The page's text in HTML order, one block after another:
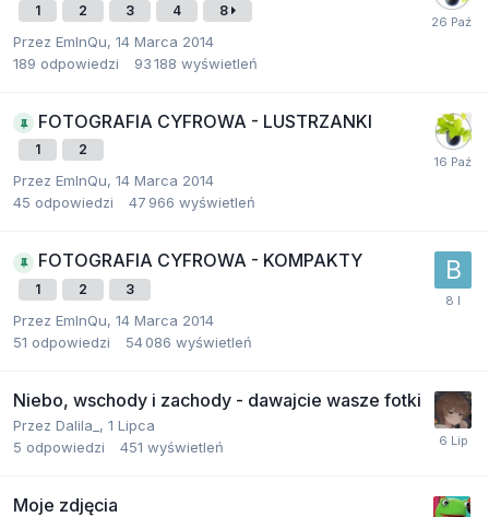
1 2 3 4 8
Przez EmInQu, 14 Marca 2014
189 odpowiedzi 93 188 wyświetleń
FOTOGRAFIA CYFROWA - LUSTRZANKI
1 2
Przez EmInQu, 14 Marca 2014
45 odpowiedzi 47 966 wyświetleń
FOTOGRAFIA CYFROWA - KOMPAKTY
1 2 3
Przez EmInQu, 14 Marca 2014
51 odpowiedzi 54 086 wyświetleń
Niebo, wschody i zachody - dawajcie wasze fotki
Przez Dalila_ , 1 Lipca
5 odpowiedzi 451 wyświetleń
Moje zdjęcia